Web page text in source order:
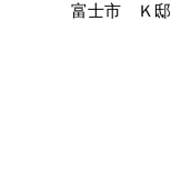
富士市 Ｋ邸